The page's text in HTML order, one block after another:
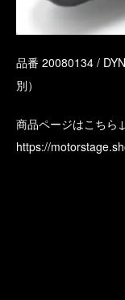
品番 20080134 /
別）
商品ページはこちら↓
https://